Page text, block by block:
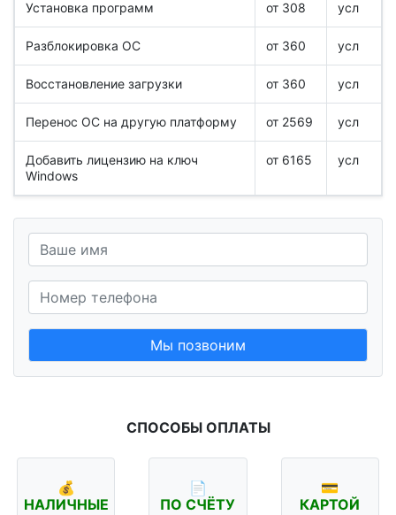
Установка программ от 308 усл
Разблокировка ОС от 360 усл
Восстановление загрузки от 360 усл
Перенос ОС на другую платформу от 2569 усл
Добавить лицензию на ключ
Windows
от 6165 усл
Мы позвоним
СПОСОБЫ ОПЛАТЫ
💰
НАЛИЧНЫЕ
📄
ПО СЧЁТУ
💳
КАРТОЙ